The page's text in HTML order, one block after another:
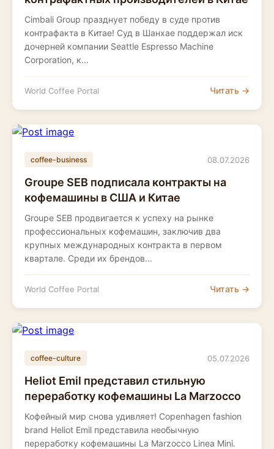
Cimbali Group празднует победу в суде против
контрафакта в Китае! Суд в Шанхае поддержал иск
дочерней компании Seattle Espresso Machine
Corporation, к...
World Coffee Portal Читать →
coffee-business 08.07.2026
Groupe SEB подписала контракты на
кофемашины в США и Китае
Groupe SEB продвигается к успеху на рынке
профессиональных кофемашин, заключив два
крупных международных контракта в первом
квартале. Среди их брендов...
World Coffee Portal Читать →
coffee-culture 05.07.2026
Heliot Emil представил стильную
переработку кофемашины La Marzocco
Кофейный мир снова удивляет! Copenhagen fashion
brand Heliot Emil представила необычную
переработку кофемашины La Marzocco Linea Mini.